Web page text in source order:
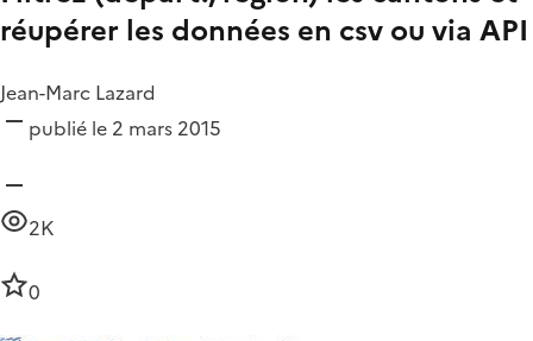
réupérer les données en csv ou via API
Jean-Marc Lazard
publié le 2 mars 2015
2K
0